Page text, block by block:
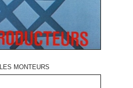
LES MONTEURS